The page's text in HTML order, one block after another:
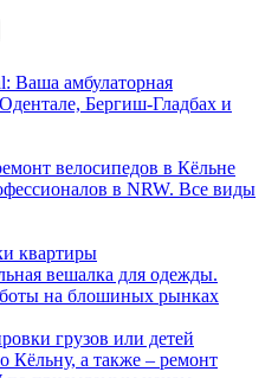
Ваша амбулаторная
Бергиш-Гладбах и
велосипедов в Кёльне
в NRW. Все виды
квартиры
вешалка для одежды.
на блошиных рынках
грузов или детей
Кёльну, а также – ремонт